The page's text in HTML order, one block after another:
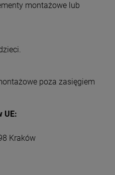
montażowe lub
poza zasięgiem
UE:
Kraków